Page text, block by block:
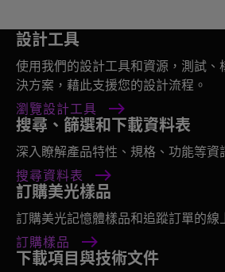
設計工具
使用我們的設計工具和資源，測試、
決方案，藉此支援您的設計流程。
瀏覽設計工具
搜尋、篩選和下載資料表
深入瞭解產品特性、規格、功能等資
搜尋資料表
訂購美光樣品
訂購美光記憶體樣品和追蹤訂單的線
訂購樣品
下載項目與技術文件